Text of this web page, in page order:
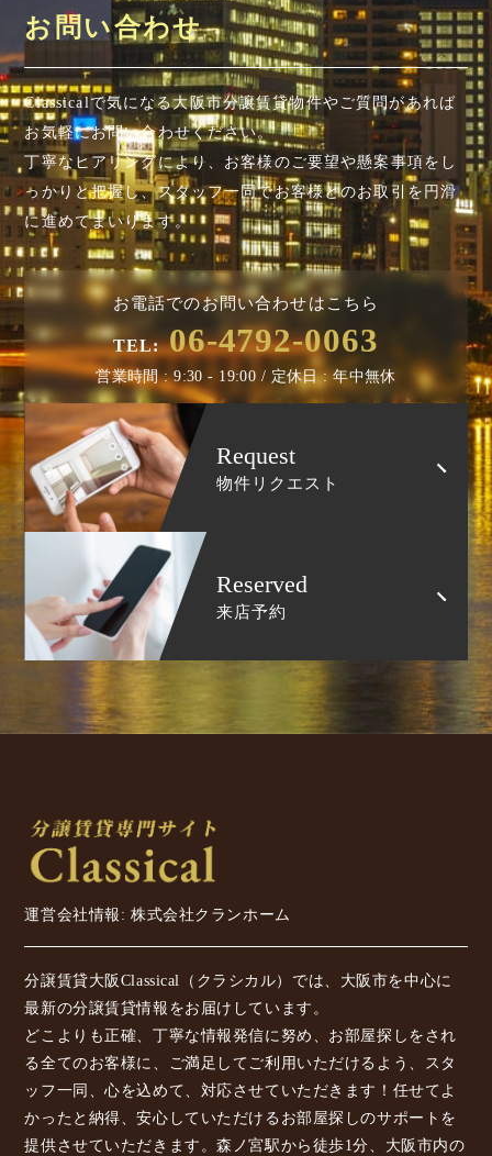
お問い合わせ
Classicalで気になる大阪市分譲賃貸物件やご質問があれば
お気軽にお問い合わせください。
丁寧なヒアリングにより、お客様のご要望や懸案事項を し
っかりと把握し、スタッフ一同でお客様とのお取引を円滑
に進めてまいります。
お電話でのお問い合わせはこちら
TEL: 06-4792-0063
営業時間 : 9:30 - 19:00 / 定休日 : 年中無休
Request
物件リクエスト
Reserved
来店予約
運営会社情報: 株式会社クランホーム
分譲賃貸大阪Classical（クラシカル）では、大阪市を中心に
最新の分譲賃貸情報をお届けしています。
どこよりも正確、丁寧な情報発信に努め、お部屋探しをされ
る全てのお客様に、ご満足してご利用いただけるよう、スタ
ッフ一同、心を込めて、対応させていただきます！任せてよ
かったと納得、安心していただけるお部屋探しのサポートを
提供させていただきます。森ノ宮駅から徒歩1分、大阪市内の